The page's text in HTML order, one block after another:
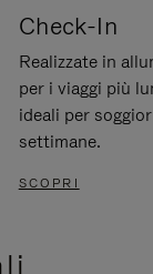
Check-In
Realizzate in
per i viaggi più
ideali per
settimane.
SCOPRI